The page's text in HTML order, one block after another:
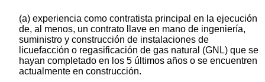
(a) experiencia como contratista principal en la ejecución
de, al menos, un contrato llave en mano de ingeniería,
suministro y construcción de instalaciones de
licuefacción o regasificación de gas natural (GNL) que se
hayan completado en los 5 últimos años o se encuentren
actualmente en construcción.